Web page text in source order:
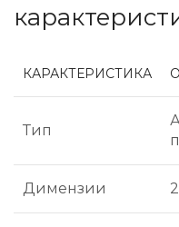
КАРАКТЕРИСТИКА
Тип
Димензии